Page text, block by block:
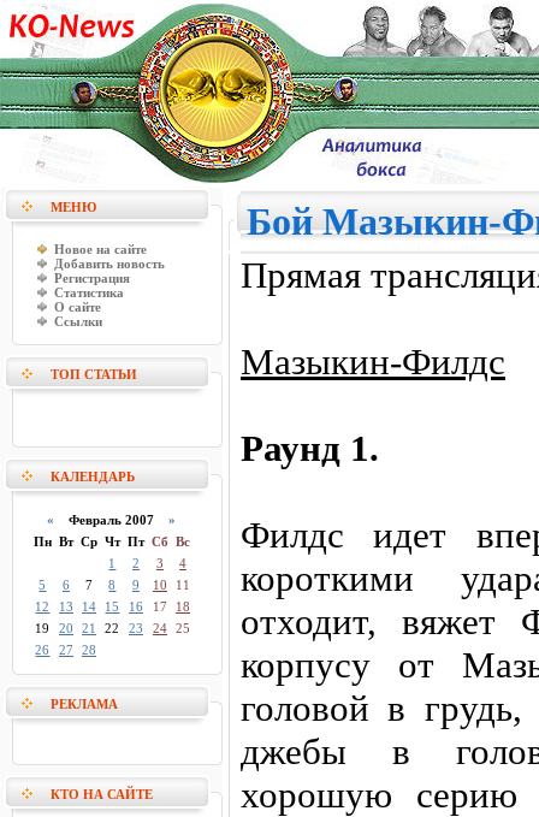
МЕНЮ
Новое на сайте
Добавить новость
Регистрация
Статистика
О сайте
Ссылки
ТОП СТАТЬИ
КАЛЕНДАРЬ
« Февраль 2007»
Пн Вт Ср Чт Пт Сб Вс
1
2 3
4
5
6 7 8 9 10
11
12
13 14 15 16 17
18
19
20 21 22 23 24 25
26
27 28
РЕКЛАМА
КТО НА САЙТЕ
Бой Мазыкин-
Прямая
Мазыкин-Филдс
Раунд 1.
Филдс идет
короткими
отходит, вяжет
корпусу от
головой в
джебы в
хорошую серию